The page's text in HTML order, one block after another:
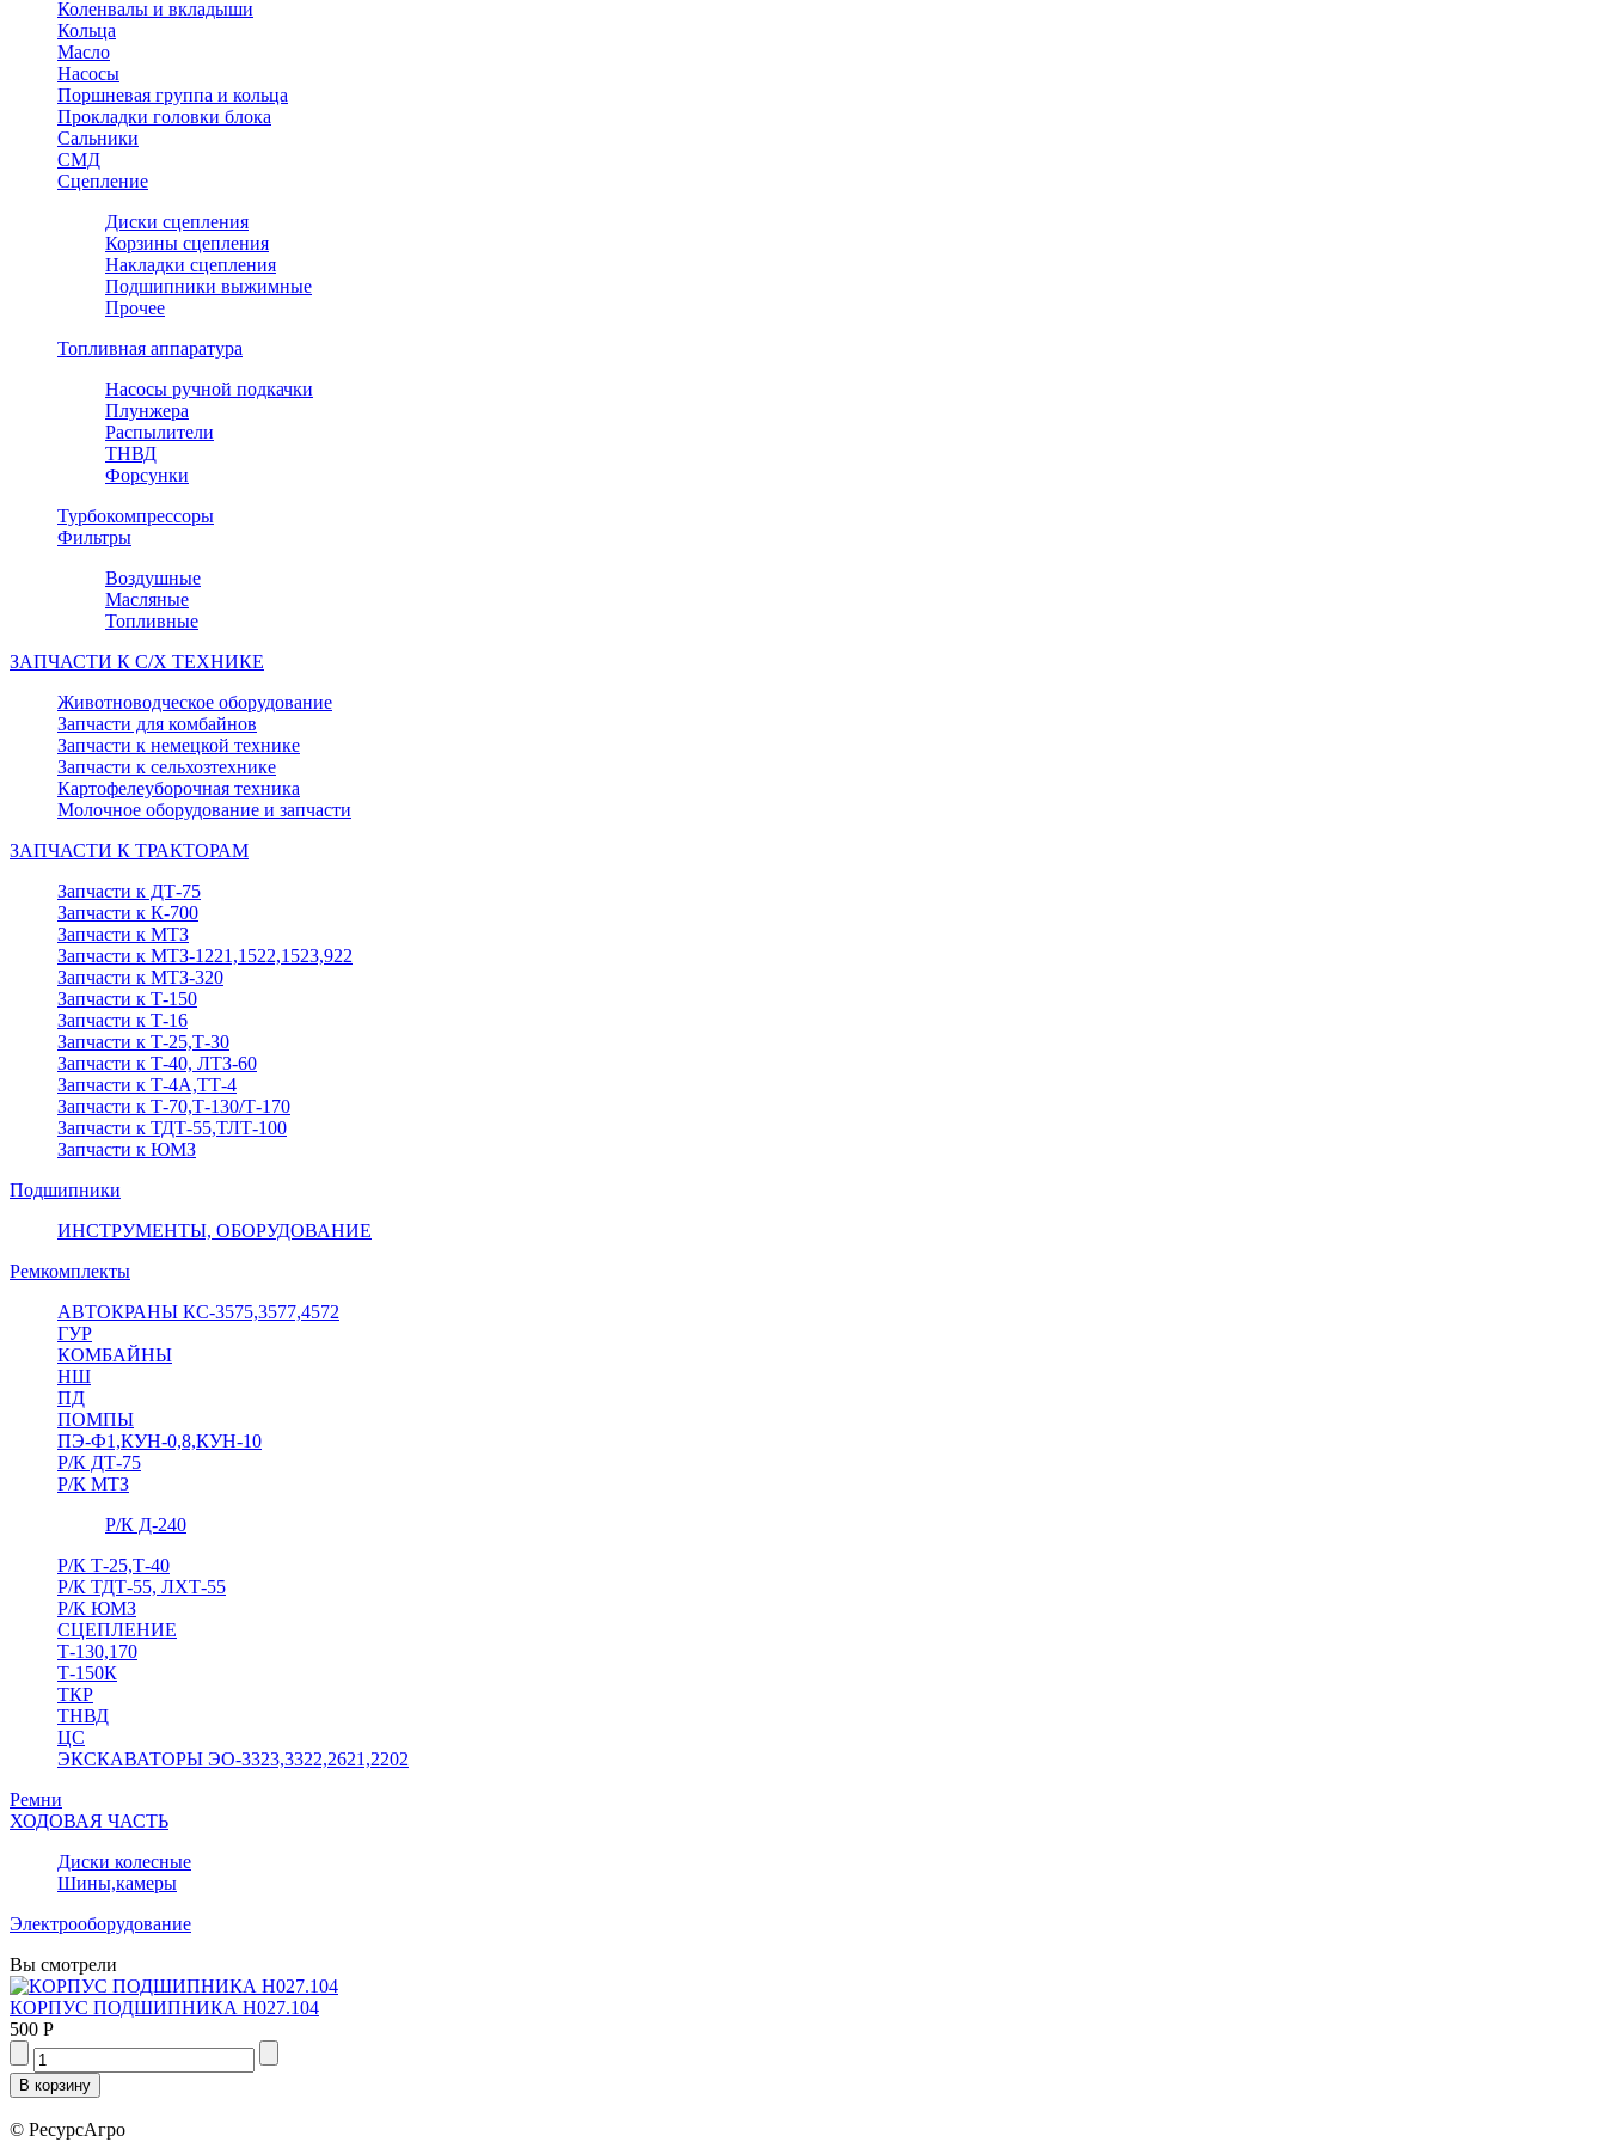
Коленвалы и вкладыши
Кольца
Масло
Насосы
Поршневая группа и кольца
Прокладки головки блока
Сальники
СМД
Сцепление
Диски сцепления
Корзины сцепления
Накладки сцепления
Подшипники выжимные
Прочее
Топливная аппаратура
Насосы ручной подкачки
Плунжера
Распылители
ТНВД
Форсунки
Турбокомпрессоры
Фильтры
Воздушные
Масляные
Топливные
ЗАПЧАСТИ К С/Х ТЕХНИКЕ
Животноводческое оборудование
Запчасти для комбайнов
Запчасти к немецкой технике
Запчасти к сельхозтехнике
Картофелеуборочная техника
Молочное оборудование и запчасти
ЗАПЧАСТИ К ТРАКТОРАМ
Запчасти к ДТ-75
Запчасти к К-700
Запчасти к МТЗ
Запчасти к МТЗ-1221,1522,1523,922
Запчасти к МТЗ-320
Запчасти к Т-150
Запчасти к Т-16
Запчасти к Т-25,Т-30
Запчасти к Т-40, ЛТЗ-60
Запчасти к Т-4А,ТТ-4
Запчасти к Т-70,Т-130/Т-170
Запчасти к ТДТ-55,ТЛТ-100
Запчасти к ЮМЗ
Подшипники
ИНСТРУМЕНТЫ, ОБОРУДОВАНИЕ
Ремкомплекты
АВТОКРАНЫ КС-3575,3577,4572
ГУР
КОМБАЙНЫ
НШ
ПД
ПОМПЫ
ПЭ-Ф1,КУН-0,8,КУН-10
Р/К ДТ-75
Р/К МТЗ
Р/К Д-240
Р/К Т-25,Т-40
Р/К ТДТ-55, ЛХТ-55
Р/К ЮМЗ
СЦЕПЛЕНИЕ
Т-130,170
Т-150К
ТКР
ТНВД
ЦС
ЭКСКАВАТОРЫ ЭО-3323,3322,2621,2202
Ремни
ХОДОВАЯ ЧАСТЬ
Диски колесные
Шины,камеры
Электрооборудование
Вы смотрели
КОРПУС ПОДШИПНИКА Н027.104
500 Р
© РесурсАгро